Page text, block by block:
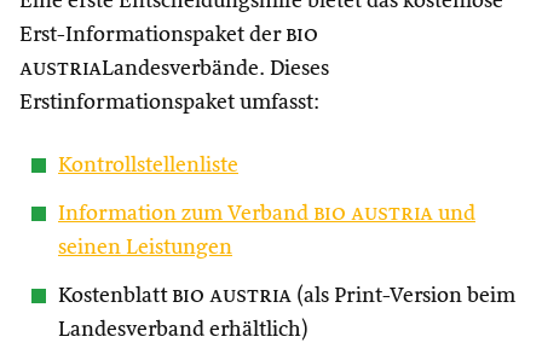
Erst-Informationspaket der bio
austriaLandesverbände. Dieses
Erstinformationspaket umfasst:
Kontrollstellenliste
Information zum Verband bio austria und
seinen Leistungen
Kostenblatt bio austria (als Print-Version beim
Landesverband erhältlich)